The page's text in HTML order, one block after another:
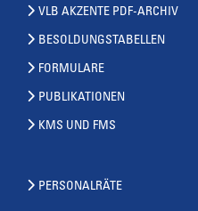
VLB AKZENTE PDF-ARCHIV
BESOLDUNGSTABELLEN
FORMULARE
PUBLIKATIONEN
KMS UND FMS
PERSONALRÄTE